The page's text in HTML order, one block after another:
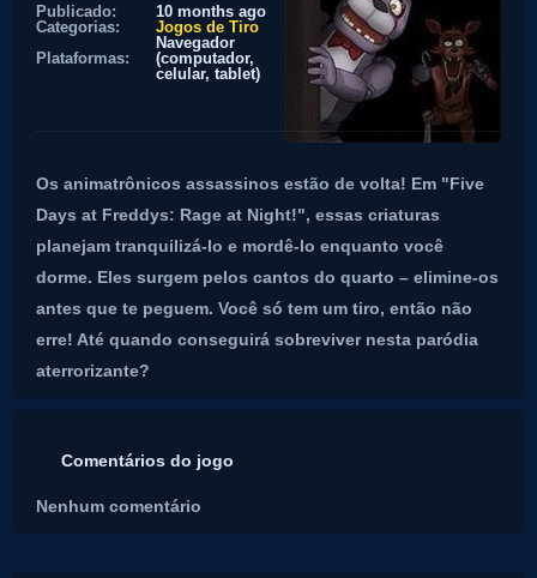
Publicado:
10 months ago
Categorias:
Jogos de Tiro
Plataformas:
Navegador
(computador,
celular, tablet)
Os animatrônicos assassinos estão de volta! Em "Five
Days at Freddys: Rage at Night!", essas criaturas
planejam tranquilizá-lo e mordê-lo enquanto você
dorme. Eles surgem pelos cantos do quarto – elimine-os
antes que te peguem. Você só tem um tiro, então não
erre! Até quando conseguirá sobreviver nesta paródia
aterrorizante?
Comentários do jogo
Nenhum comentário